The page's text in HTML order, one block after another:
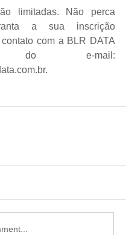
limitadas. Não perca
a sua inscrição
com a BLR DATA
do e-mail: